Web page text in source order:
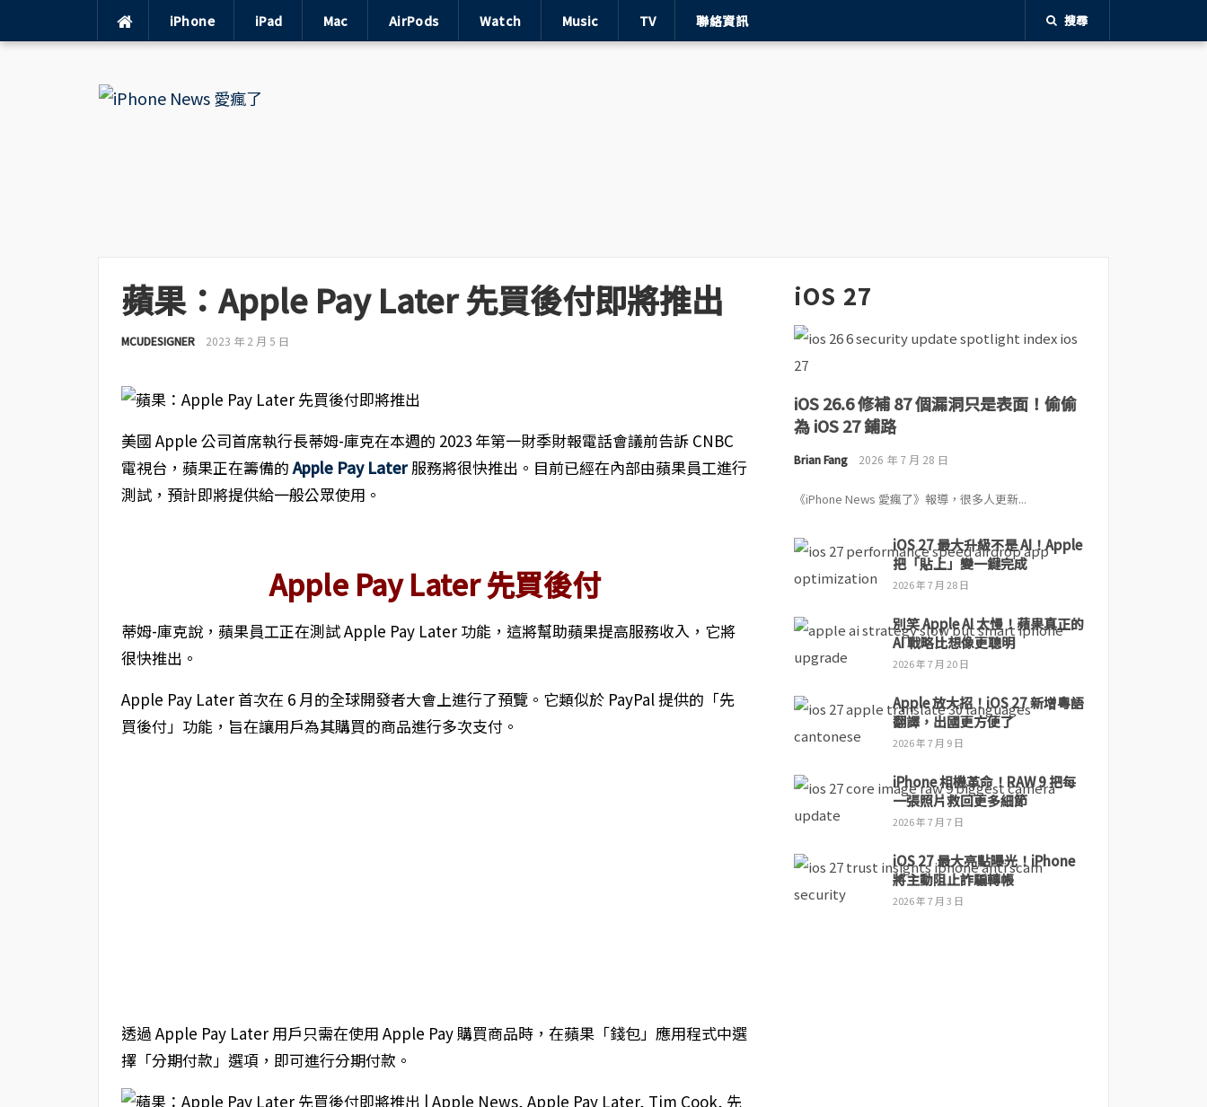
iPhone iPad Mac AirPods Watch Music TV 聯絡資訊 搜尋
蘋果：Apple Pay Later 先買後付即將推出
MCUDESIGNER 2023 年 2 月 5 日
美國 Apple 公司首席執行長蒂姆-庫克在本週的 2023 年第一財季財報電話會議前告訴 CNBC
電視台，蘋果正在籌備的Apple Pay Later服務將很快推出。目前已經在內部由蘋果員工進行
測試，預計即將提供給一般公眾使用。
Apple Pay Later 先買後付
蒂姆-庫克說，蘋果員工正在測試 Apple Pay Later 功能，這將幫助蘋果提高服務收入，它將
很快推出。
Apple Pay Later 首次在 6 月的全球開發者大會上進行了預覽。它類似於 PayPal 提供的「先
買後付」功能，旨在讓用戶為其購買的商品進行多次支付。
透過 Apple Pay Later 用戶只需在使用 Apple Pay 購買商品時，在蘋果「錢包」應用程式中選
擇「分期付款」選項，即可進行分期付款。
iOS 27
iOS 26.6 修補 87 個漏洞只是表面！偷偷
為 iOS 27 鋪路
Brian Fang 2026 年 7 月 28 日
《iPhone News 愛瘋了》報導，很多人更新...
iOS 27 最大升級不是 AI！Apple
把「貼上」變一鍵完成
2026 年 7 月 28 日
別笑 Apple AI 太慢！蘋果真正的
AI 戰略比想像更聰明
2026 年 7 月 20 日
Apple 放大招！iOS 27 新增粵語
翻譯，出國更方便了
2026 年 7 月 9 日
iPhone 相機革命！RAW 9 把每
一張照片救回更多細節
2026 年 7 月 7 日
iOS 27 最大亮點曝光！iPhone
將主動阻止詐騙轉帳
2026 年 7 月 3 日